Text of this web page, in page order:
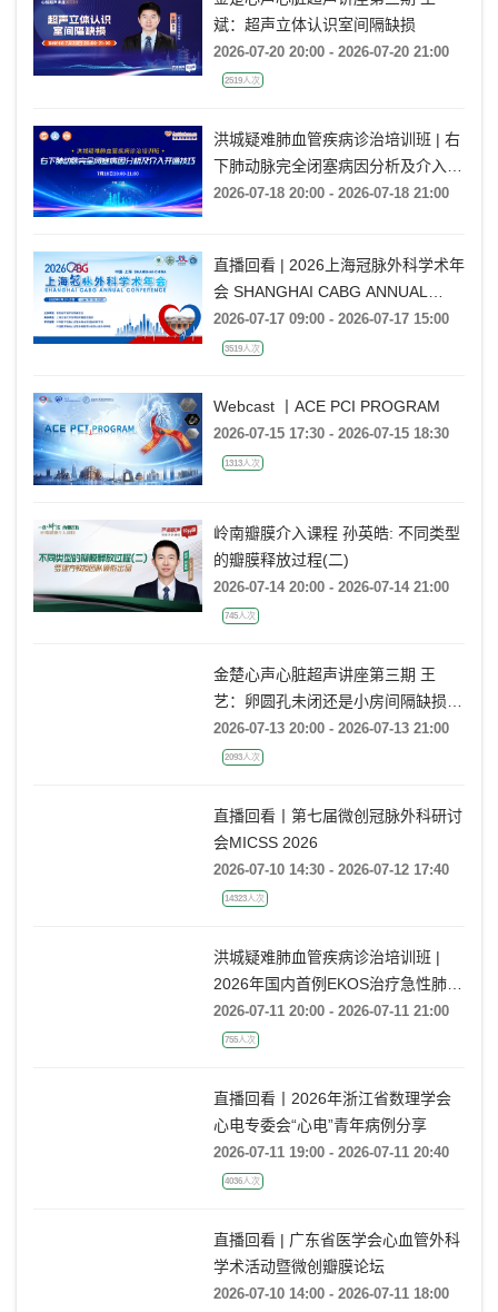
金楚心声心脏超声讲座第三期 王
斌：超声立体认识室间隔缺损
2026-07-20 20:00 - 2026-07-20 21:00
洪城疑难肺血管疾病诊治培训班 | 右
下肺动脉完全闭塞病因分析及介入开
直播回看 | 2026上海冠脉外科学术年
会 SHANGHAI CABG ANNUAL
CONFERENCE
2026-07-17 09:00 - 2026-07-17 15:00
Webcast 丨ACE PCI PROGRAM
2026-07-15 17:30 - 2026-07-15 18:30
岭南瓣膜介入课程 孙英皓: 不同类型
的瓣膜释放过程(二)
2026-07-14 20:00 - 2026-07-14 21:00
金楚心声心脏超声讲座第三期 王
艺：卵圆孔未闭还是小房间隔缺损，
傻傻分不清
2026-07-13 20:00 - 2026-07-13 21:00
直播回看丨第七届微创冠脉外科研讨
会MICSS 2026
2026-07-10 14:30 - 2026-07-12 17:40
洪城疑难肺血管疾病诊治培训班 |
2026年国内首例EKOS治疗急性肺栓
塞经验分享
2026-07-11 20:00 - 2026-07-11 21:00
直播回看丨2026年浙江省数理学会
心电专委会“心电”青年病例分享
2026-07-11 19:00 - 2026-07-11 20:40
直播回看 | 广东省医学会心血管外科
学术活动暨微创瓣膜论坛